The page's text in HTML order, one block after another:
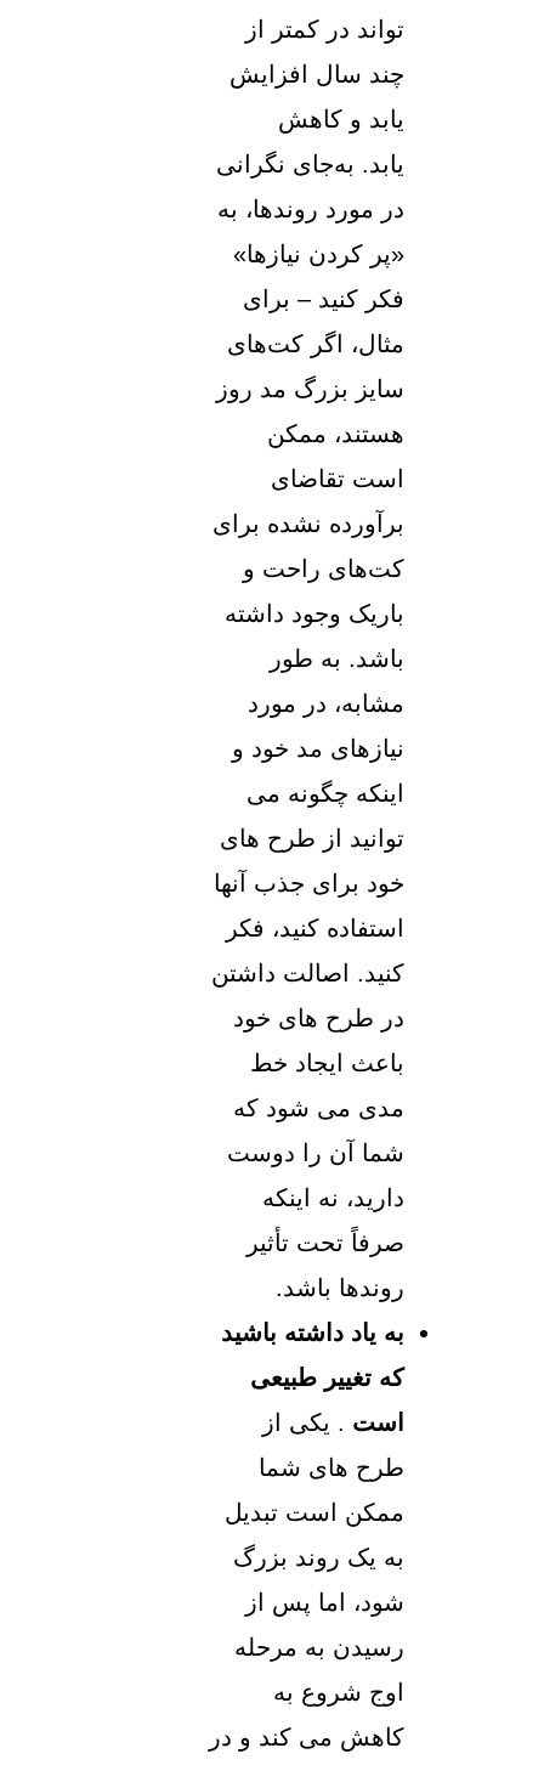
تواند در کمتر از
چند سال افزایش
یابد و کاهش
یابد. به‌جای نگرانی
در مورد روندها، به
«پر کردن نیازها»
فکر کنید – برای
مثال، اگر کت‌های
سایز بزرگ مد روز
هستند، ممکن
است تقاضای
برآورده نشده برای
کت‌های راحت و
باریک وجود داشته
باشد. به طور
مشابه، در مورد
نیازهای مد خود و
اینکه چگونه می
توانید از طرح های
خود برای جذب آنها
استفاده کنید، فکر
کنید. اصالت داشتن
در طرح های خود
باعث ایجاد خط
مدی می شود که
شما آن را دوست
دارید، نه اینکه
صرفاً تحت تأثیر
روندها باشد.
به یاد داشته باشید
که تغییر طبیعی
است . یکی از
طرح های شما
ممکن است تبدیل
به یک روند بزرگ
شود، اما پس از
رسیدن به مرحله
اوج شروع به
کاهش می کند و در